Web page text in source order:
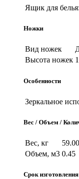
Ящик для белья:
Ножки
Вид ножек
Высота ножек
Особенности
Зеркальное
Вес / Объем /
Вес, кг
59.00
Объем, м3 0.45
Срок